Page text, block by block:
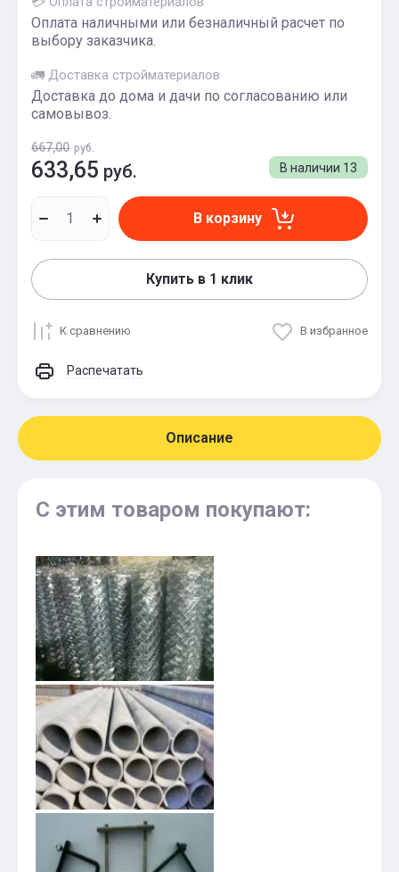
Оплата наличными или безналичный расчет по
выбору заказчика.
🚛 Доставка стройматериалов
Доставка до дома и дачи по согласованию или
самовывоз.
В наличии 13
667,00 руб.
633,65 руб.
В корзину
Купить в 1 клик
К сравнению В избранное
Распечатать
Описание
С этим товаром покупают: